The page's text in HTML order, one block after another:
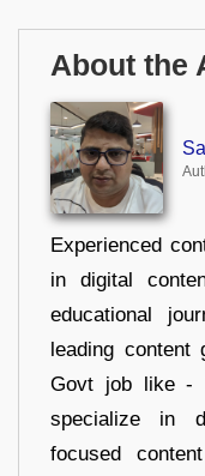
About the
Experienced
in digital
educational
leading
Govt job like -
specialize in
focused